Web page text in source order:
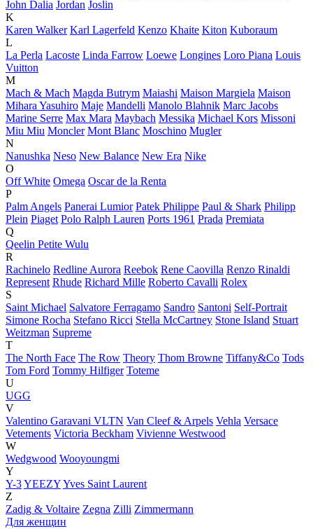
John Dalia Jordan Joslin
K
Karen Walker Karl Lagerfeld Kenzo Khaite Kiton Kuboraum
L
La Perla Lacoste Linda Farrow Loewe Longines Loro Piana Louis
Vuitton
M
Mach & Mach Magda Butrym Maiashi Maison Margiela Maison
Mihara Yasuhiro Maje Mandelli Manolo Blahnik Marc Jacobs
Marine Serre Max Mara Maybach Messika Michael Kors Missoni
Miu Miu Moncler Mont Blanc Moschino Mugler
N
Nanushka Neso New Balance New Era Nike
O
Off White Omega Oscar de la Renta
P
Palm Angels Panerai Lumior Patek Philippe Paul & Shark Philipp
Plein Piaget Polo Ralph Lauren Ports 1961 Prada Premiata
Q
Qeelin Petite Wulu
R
Rachinelo Redline Aurora Reebok Rene Caovilla Renzo Rinaldi
Represent Rhude Richard Mille Roberto Cavalli Rolex
S
Saint Michael Salvatore Ferragamo Sandro Santoni Self-Portrait
Simone Rocha Stefano Ricci Stella McCartney Stone Island Stuart
Weitzman Supreme
T
The North Face The Row Theory Thom Browne Tiffany&Co Tods
Tom Ford Tommy Hilfiger Toteme
U
UGG
V
Valentino Garavani VLTN Van Cleef & Arpels Vehla Versace
Vetements Victoria Beckham Vivienne Westwood
W
Wedgwood Wooyoungmi
Y
Y-3YEEZYYves Saint Laurent
Z
Zadig & Voltaire Zegna Zilli Zimmermann
Для женщин